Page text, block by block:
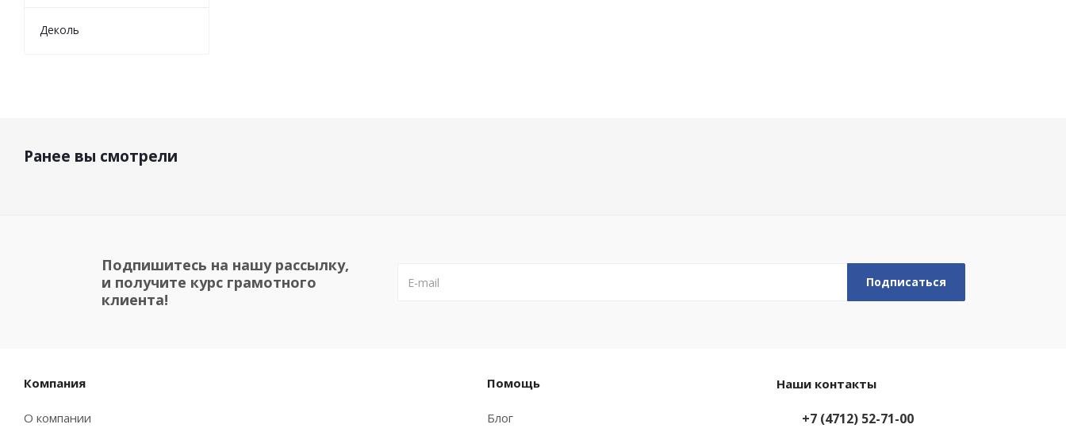
Деколь
Ранее вы смотрели
Подпишитесь на нашу рассылку,
и получите курс грамотного
клиента!
Компания
О компании
Помощь
Блог
Наши контакты
+7 (4712) 52-71-00